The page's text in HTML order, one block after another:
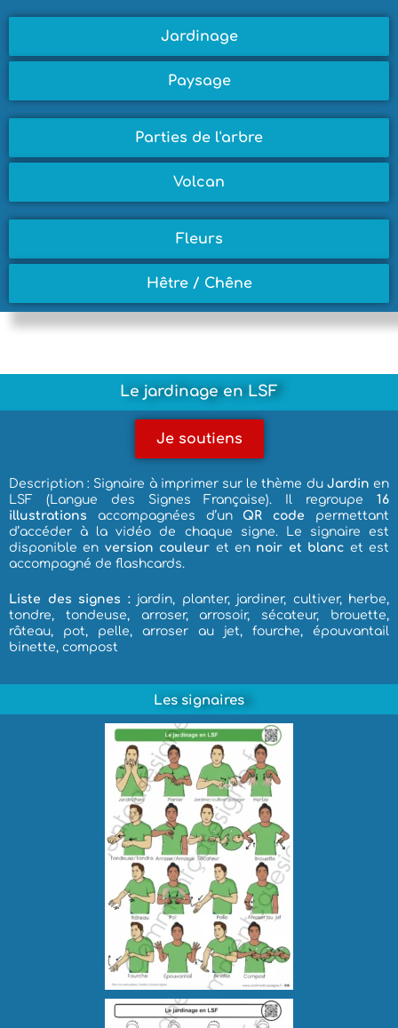
Jardinage
Paysage
Parties de l'arbre
Volcan
Fleurs
Hêtre / Chêne
Le jardinage en LSF
Je soutiens
Description : Signaire à imprimer sur le thème du Jardin en
LSF (Langue des Signes Française). Il regroupe 16
illustrations accompagnées d’un QR code permettant
d’accéder à la vidéo de chaque signe. Le signaire est
disponible en version couleur et en noir et blanc et est
accompagné de flashcards.
Liste des signes :jardin, planter, jardiner, cultiver, herbe,
tondre, tondeuse, arroser, arrosoir, sécateur, brouette,
râteau, pot, pelle, arroser au jet, fourche, épouvantail
binette, compost
Les signaires